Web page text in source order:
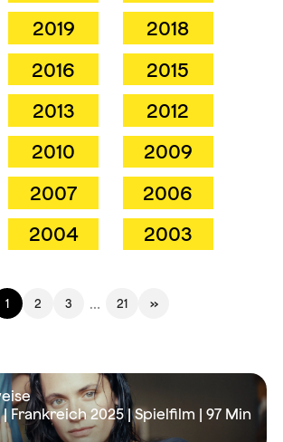
2019
2018
2016
2015
2013
2012
2010
2009
2007
2006
2004 2003
1 2 3 … 21 »
Frankreich 2025 | Spielfilm | 97 Min